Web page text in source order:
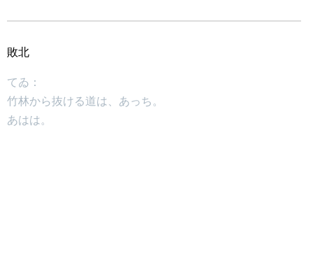
敗北
てゐ：
竹林から抜ける道は、あっち。
あはは。